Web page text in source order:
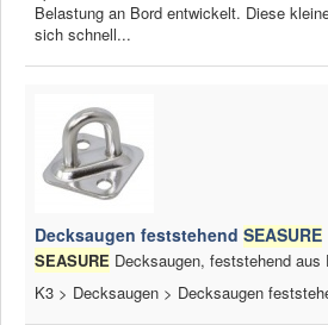
Belastung an Bord entwickelt. Diese
sich schnell...
Decksaugen feststehend SEASURE
SEASURE Decksaugen, feststehend aus
K3 > Decksaugen > Decksaugen